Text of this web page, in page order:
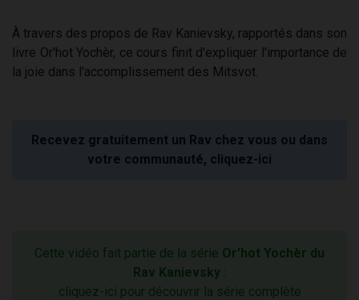
À travers des propos de Rav Kanievsky, rapportés dans son
livre Or'hot Yochèr, ce cours finit d'expliquer l'importance de
la joie dans l'accomplissement des Mitsvot.
Recevez gratuitement un Rav chez vous ou dans
votre communauté, cliquez-ici
Cette vidéo fait partie de la série Or'hot Yochèr du
Rav Kanievsky :
cliquez-ici pour découvrir la série complète